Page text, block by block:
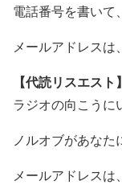
電話番号を書いて
メールアドレス
【代読リスエスト】
ラジオの向こうに
ノルオブがあなた
メールアドレス